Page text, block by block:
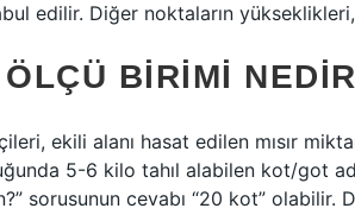
edilir. Diğer noktaların
BIRIMI
ekili alanı hasat edilen mısır
5-6 kilo tahıl alabilen kot/got
sorusunun cevabı “20 kot” olabilir.